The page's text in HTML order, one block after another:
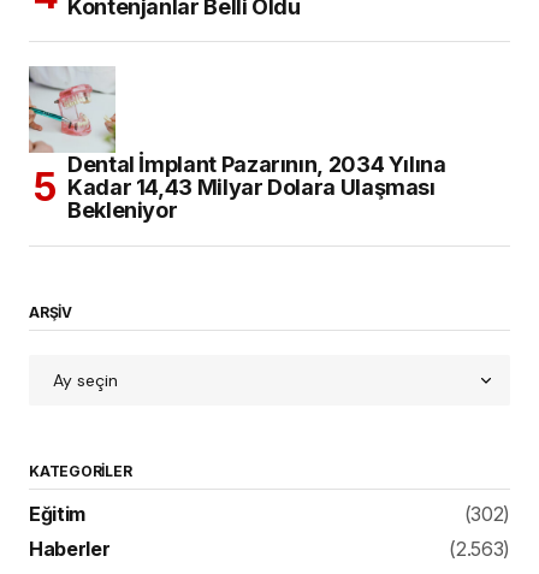
Kontenjanlar Belli Oldu
Dental İmplant Pazarının, 2034 Yılına
Kadar 14,43 Milyar Dolara Ulaşması
Bekleniyor
ARŞİV
KATEGORILER
Eğitim
(302)
Haberler
(2.563)